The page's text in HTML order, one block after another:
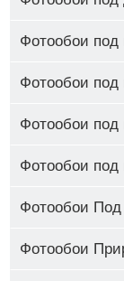
Фотообои под
Фотообои под
Фотообои
Фотообои под
Фотообои Под
Фотообои